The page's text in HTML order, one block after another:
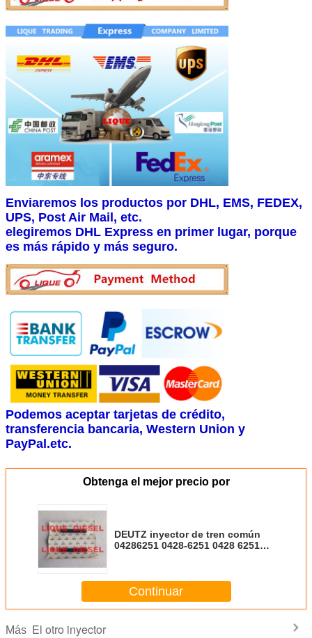
Enviaremos los productos por DHL, EMS, FEDEX,
UPS, Post Air Mail, etc.
elegiremos DHL Express en primer lugar, porque
es más rápido y más seguro.
Podemos aceptar tarjetas de crédito,
transferencia bancaria, Western Union y
PayPal.etc.
Obtenga el mejor precio por
DEUTZ inyector de tren común
04286251 0428-6251 0428 6251
Continuar
Más El otro inyector